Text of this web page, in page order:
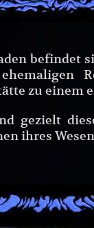
befindet
zu einem
gezielt
ihres